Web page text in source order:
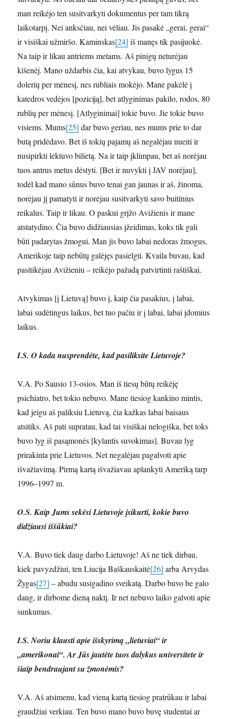
man reikėjo ten susitvarkyti dokumentus per tam tikrą
laikotarpį. Nei anksčiau, nei vėliau. Jis pasakė „gerai, gerai“
ir visiškai užmiršo. Kaminskas[24] iš manęs tik pasijuokė.
Na taip ir likau antriems metams. Aš pinigų neturėjau
kišenėj. Mano uždarbis čia, kai atvykau, buvo lygus 15
dolerių per mėnesį, nes rubliais mokėjo. Mane pakėlė į
katedros vedėjos [poziciją], bet atlyginimas pakilo, rodos, 80
rublių per mėnesį. [Atlyginimai] tokie buvo. Jie tokie buvo
visiems. Mums[25] dar buvo geriau, nes mums prie to dar
butą pridėdavo. Bet iš tokių pajamų aš negalėjau nueiti ir
nusipirkti lėktuvo bilietą. Na ir taip įklimpau, bet aš norėjau
tuos antrus metus dėstyti. [Bet ir nuvykti į JAV norėjau],
todėl kad mano sūnus buvo tenai gan jaunas ir aš, žinoma,
norėjau jį pamatyti ir norėjau susitvarkyti savo buitinius
reikalus. Taip ir likau. O paskui grįžo Avižienis ir mane
atstatydino. Čia buvo didžiausias įžeidimas, koks tik gali
būti padarytas žmogui. Man jis buvo labai nedoras žmogus,
Amerikoje taip nebūtų galėjęs pasielgti. Kvaila buvau, kad
pasitikėjau Avižieniu – reikėjo pažadą patvirtinti raštiškai.
Atvykimas [į Lietuvą] buvo į, kaip čia pasakius, į labai,
labai sudėtingus laikus, bet tuo pačiu ir į labai, labai įdomius
laikus.
I.S. O kada nusprendėte, kad pasiliksite Lietuvoje?
V.A. Po Sausio 13-osios. Man iš tiesų būtų reikėję
psichiatro, bet tokio nebuvo. Mane tiesiog kankino mintis,
kad jeigu aš paliksiu Lietuvą, čia kažkas labai baisaus
atsitiks. Aš pati supratau, kad tai visiškai nelogiška, bet toks
buvo lyg iš pasąmonės [kylantis suvokimas]. Buvau lyg
prirakinta prie Lietuvos. Net negalėjau pagalvoti apie
išvažiavimą. Pirmą kartą išvažiavau aplankyti Ameriką tarp
1996–1997 m.
O.S. Kaip Jums sekėsi Lietuvoje įsikurti, kokie buvo
didžiausi iššūkiai?
V.A. Buvo tiek daug darbo Lietuvoje! Aš ne tiek dirbau,
kiek pavyzdžiui, ten Liucija Baškauskaitė[26] arba Arvydas
Žygas[27] – abudu susigadino sveikatą. Darbo buvo be galo
daug, ir dirbome dieną naktį. Ir net nebuvo laiko galvoti apie
sunkumus.
I.S. Noriu klausti apie išskyrimą „lietuviai“ ir
„amerikonai“. Ar Jūs jautėte tuos dalykus universitete ir
šiaip bendraujant su žmonėmis?
V.A. Aš atsimenu, kad vieną kartą tiesiog pratrūkau ir labai
graudžiai verkiau. Ten buvo mano buvo buvę studentai ar